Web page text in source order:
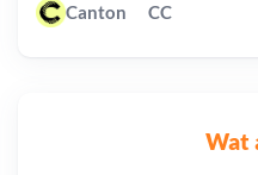
Wat
Canton CC